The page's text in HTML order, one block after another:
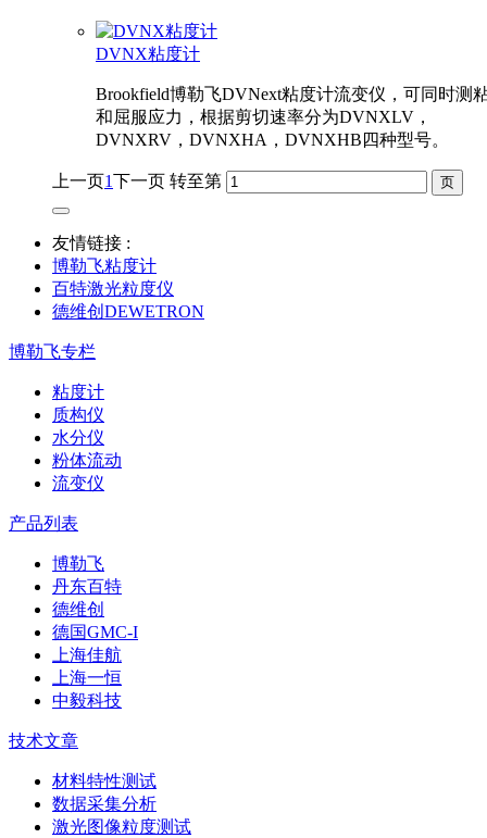
DVNX粘度计
Brookfield博勒飞DVNext粘度计流变仪，可同时测
和屈服应力，根据剪切速率分为DVNXLV，
DVNXRV，DVNXHA，DVNXHB四种型号。
上一页1下一页 转至第
友情链接 :
博勒飞粘度计
百特激光粒度仪
德维创DEWETRON
博勒飞专栏
粘度计
质构仪
水分仪
粉体流动
流变仪
产品列表
博勒飞
丹东百特
德维创
德国GMC-I
上海佳航
上海一恒
中毅科技
技术文章
材料特性测试
数据采集分析
激光图像粒度测试